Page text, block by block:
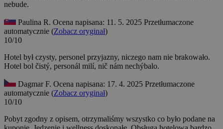
nebude.
Paulina R. Ocena napisana: 11. 5. 2025 Przetłumaczone
automatycznie (Zobacz oryginał)
10/10
Hotel był czysty, personel przyjazny, niczego nam nie brakowało.
Hotel bol čistý, personál milí, nič nám nechýbalo.
Dagmar F. Ocena napisana: 17. 4. 2025 Przetłumaczone
automatycznie (Zobacz oryginał)
10/10
Pobyt zgodny z opisem, otrzymaliśmy wszystko co było podane na